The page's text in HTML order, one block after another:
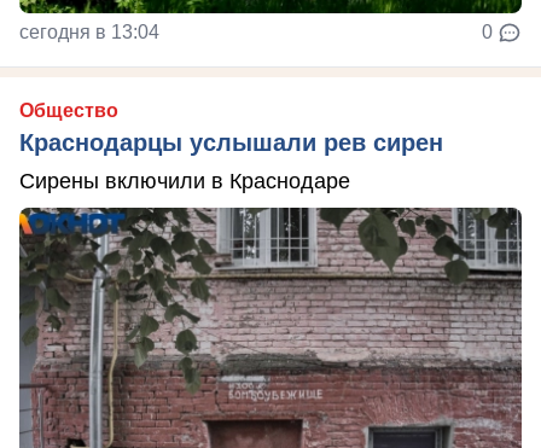
сегодня в 13:04 0
Общество
Краснодарцы услышали рев сирен
Сирены включили в Краснодаре